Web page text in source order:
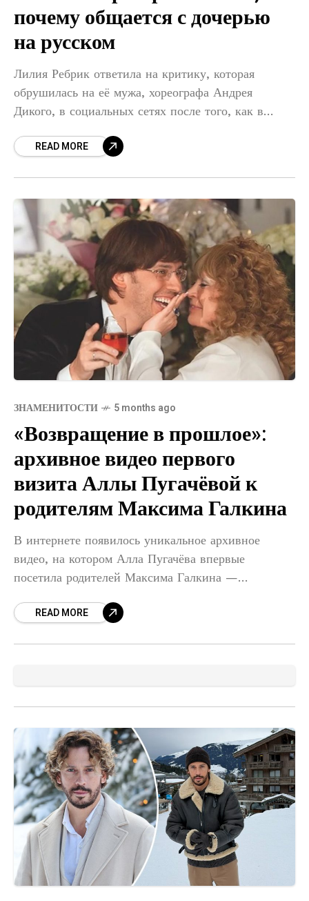
почему общается с дочерью
на русском
Лилия Ребрик ответила на критику, которая
обрушилась на её мужа, хореографа Андрея
Дикого, в социальных сетях после того, как в
наставления старшей дочери на
READ MORE
ЗНАМЕНИТОСТИ 5 months ago
«Возвращение в прошлое»:
архивное видео первого
визита Аллы Пугачёвой к
родителям Максима Галкина
В интернете появилось уникальное архивное
видео, на котором Алла Пугачёва впервые
посетила родителей Максима Галкина —
Григорьевну. На записи Примадонна сидит за
READ MORE